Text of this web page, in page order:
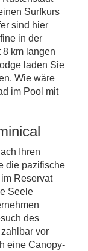
Surfkurs
sind hier
in der
8 km langen
laden Sie
Wie wäre
im Pool mit
Ihren
die pazifische
Reservat
Seele
des
vor
eine Canopy-